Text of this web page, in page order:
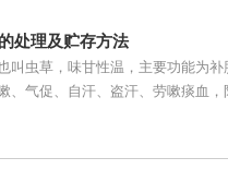
处理及贮存方法
叫虫草，味甘性温，主要功能为
、气促、自汗、盗汗、劳嗽痰血